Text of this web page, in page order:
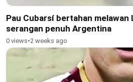
Pau Cubarsí bertahan melawan
serangan penuh Argentina
0 views•2 weeks ago